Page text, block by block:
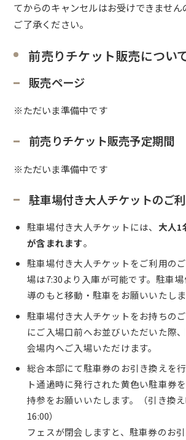
てからのキャンセルはお受けできません
ご了承ください。
前売りチケット販売につい
販売ページ
※ただいま準備中です
前売りチケット販売予定期間
※ただいま準備中です
駐車場付き大人チケットのご
駐車場付き大人チケットには、 大人1
が含まれます。
駐車場付き大人チケットをご利用の
場は7:30より入庫が可能です。駐車
導のもと移動・駐車をお願いいたしま
駐車場付き大人チケットをお持ちの
にご入場口前へお並びいただいた際
会場内へご入場いただけます。
総合本部にて駐車券のお引き換えを行
ト通過時に発行された黄色い駐車券
持参をお願いいたします。（引き換
16:00）
フェスが閉会しますと、駐車券のお